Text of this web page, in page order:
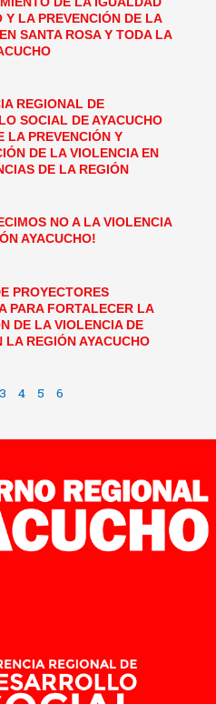
Y LA PREVENCIÓN DE LA
SANTA ROSA Y TODA LA
REGIONAL DE
SOCIAL DE AYACUCHO
LA PREVENCIÓN Y
DE LA VIOLENCIA EN
DE LA REGIÓN
NO A LA VIOLENCIA
AYACUCHO!
PROYECTORES
PARA FORTALECER LA
DE LA VIOLENCIA DE
LA REGIÓN AYACUCHO
3 4 5 6